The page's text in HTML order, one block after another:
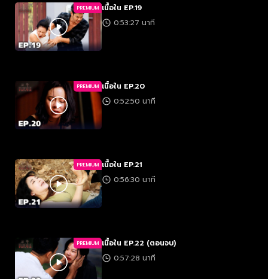
PREMIUM เนื้อใน EP.19
0:53:27 นาที
PREMIUM เนื้อใน EP.20
0:52:50 นาที
PREMIUM เนื้อใน EP.21
0:56:30 นาที
PREMIUM เนื้อใน EP.22 (ตอนจบ)
0:57:28 นาที